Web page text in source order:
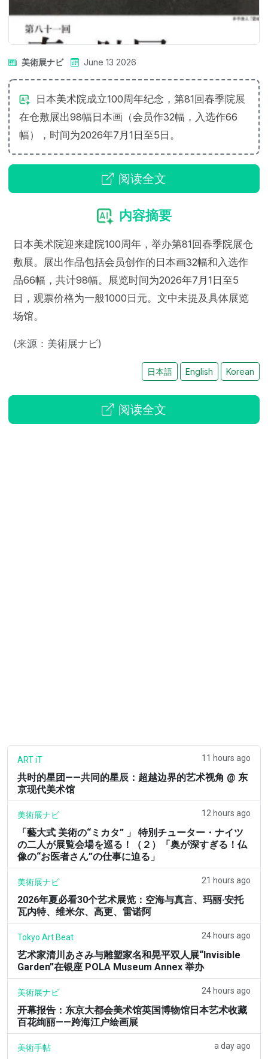
美術展ナビ June 13 2026
日本美术院成立100周年纪念，第81回春季院展
在仓敷展出98幅日本画（会员作32幅，入选作66
幅），时间为2026年7月1日至5日。
阅读全文
内容摘要
日本美术院迎来建院100周年，举办第81回春季院展仓
敷展。展出作品包括会员创作的日本画32幅和入选作
品66幅，共计98幅。展览时间为2026年7月1日至5
日，观票价格为一般1000日元。文中未提及具体展览
场馆。
(来源：美術展ナビ)
日本語 English Korean
阅读全文
ART iT 11 hours ago
共时的星团——共同的星辰：超越边界的艺术视角 @ 东
京现代美术馆
美術展ナビ 12 hours ago
「藝大式 美術の“ミカタ” 」 特別チューター・ナイツ
の二人が展覧会場を巡る！（２）「奥が深すぎる！仏
像の“お医者さん”の仕事に迫る」
美術展ナビ 21 hours ago
2026年夏必看30个艺术展览：空海与真言、玛丽·安托
瓦内特、维米尔、高更、雷诺阿
Tokyo Art Beat 24 hours ago
艺术家清川あさみ与雕塑家名和晃平双人展“Invisible
Garden”在银座 POLA Museum Annex 举办
美術展ナビ 24 hours ago
开幕报告：东京大都会美术馆英国博物馆日本艺术收藏
百花绚丽——跨海江户绘画展
美術手帖 a day ago